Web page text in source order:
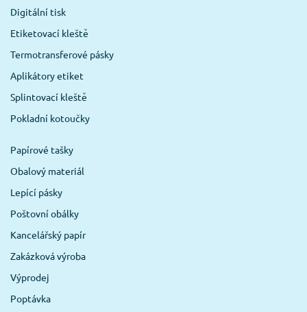
Digitální tisk
Etiketovací kleště
Termotransferové pásky
Aplikátory etiket
Splintovací kleště
Pokladní kotoučky
Papírové tašky
Obalový materiál
Lepící pásky
Poštovní obálky
Kancelářský papír
Zakázková výroba
Výprodej
Poptávka